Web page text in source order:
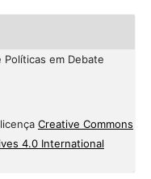
em Debate
Creative Commons
4.0 International